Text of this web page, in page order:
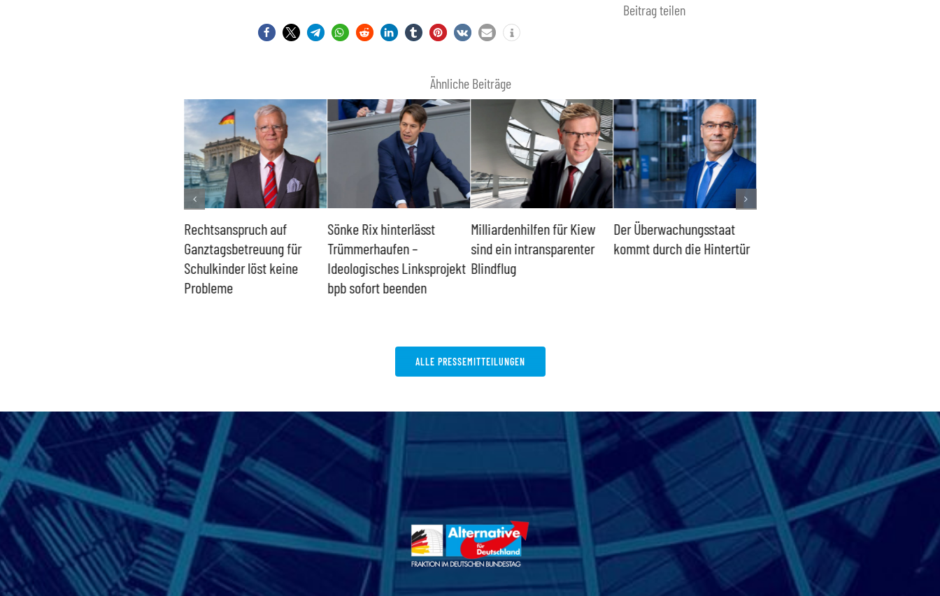
Beitrag teilen
Ähnliche Beiträge
Rechtsanspruch auf
Ganztagsbetreuung für
Schulkinder löst keine
Probleme
Sönke Rix hinterlässt
Trümmerhaufen –
Ideologisches Linksprojekt
bpb sofort beenden
Milliardenhilfen für Kiew
sind ein intransparenter
Blindflug
Der Überwachungsstaat
kommt durch die Hintertür
ALLE PRESSEMITTEILUNGEN